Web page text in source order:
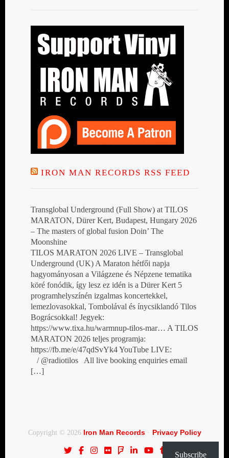
IRON MAN RECORDS RSS FEED
Transglobal Underground (Full Show) at TILOS
MARATON, Dürer Kert, Budapest, Hungary 2026
– The masters of global fusion Doin’ The
Moonshine
TILOS MARATON 2026 LIVE – Transglobal
Underground (UK) A Maraton hétfői napja
hagyományosan a Világzene és Népzene tematika
köré fonódik, így lesz ez idén is a Dürer Kert 5
programhelyszínén izgalmas koncertekkel,
lemezlovasokkal, Tombolával és ínycsiklandó Tilos
Bográcsokkal! Jegyek:
https://www.tixa.hu/warmnup-tilos-mar… A TILOS
MARATON 2026 teljes programja:
https://fb.me/e/47qdSvYk4 YouTube LIVE:
/ @radiotilos All live booking enquiries email
[…]
Copyright © 2026 Iron Man Records· Privacy Policy
Subscribe